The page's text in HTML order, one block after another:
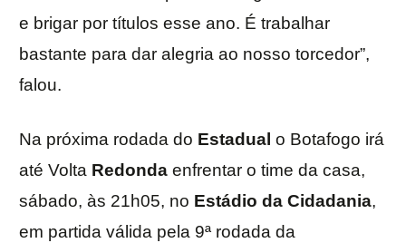
e brigar por títulos esse ano. É trabalhar
bastante para dar alegria ao nosso torcedor”,
falou.
Na próxima rodada do Estadual o Botafogo irá
até Volta Redonda enfrentar o time da casa,
sábado, às 21h05, no Estádio da Cidadania,
em partida válida pela 9ª rodada da